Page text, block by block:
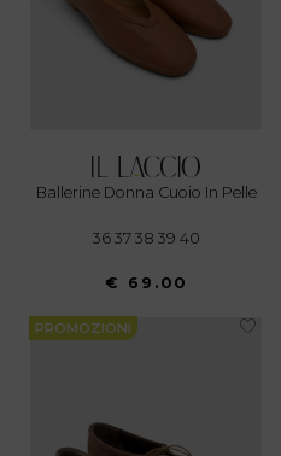
Ballerine Donna Cuoio In Pelle
36 37 38 39 40
€ 69.00
PROMOZIONI